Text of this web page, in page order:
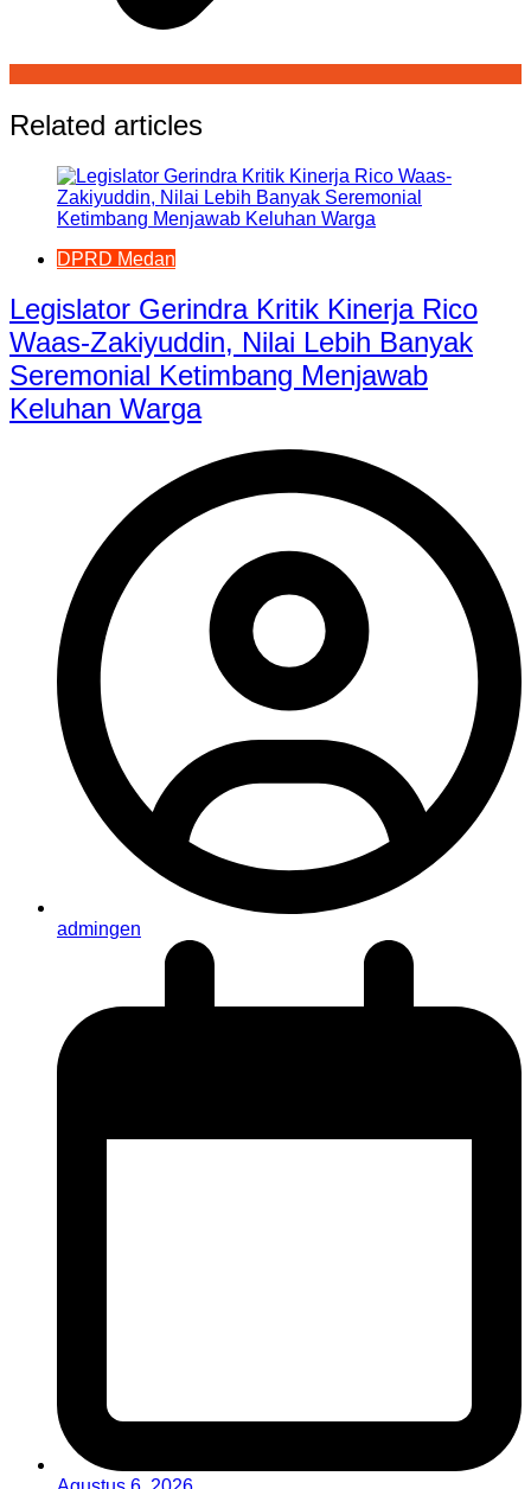
Related articles
DPRD Medan
Legislator Gerindra Kritik Kinerja Rico
Waas-Zakiyuddin, Nilai Lebih Banyak
Seremonial Ketimbang Menjawab
Keluhan Warga
admingen